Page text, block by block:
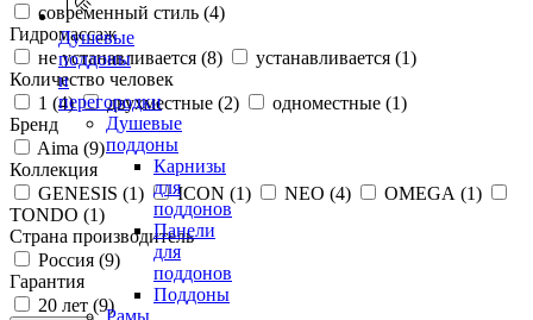
Душевые
поддоны
и
перегородки
Душевые
поддоны
Карнизы
для
поддонов
Панели
для
поддонов
Поддоны
современный стиль (4)
Гидромассаж
не устанавливается (8) устанавливается (1)
Количество человек
1 (4) двухместные (2) одноместные (1)
Бренд
Aima (9)
Коллекция
GENESIS (1) ICON (1) NEO (4) OMEGA (1)
TONDO (1)
Страна производитель
Россия (9)
Гарантия
20 лет (9)